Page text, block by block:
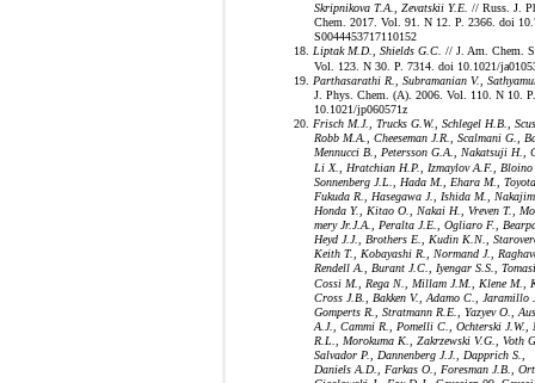
Skripnikova T.A., Zevatskii Y.E. // Russ. J.
Chem. 2017. Vol. 91. N 12. P. 2366. doi
S0044453717110152
18. Liptak M.D., Shields G.C. // J. Am. Chem.
Vol. 123. N 30. P. 7314. doi 10.1021/
19.
Parthasarathi R., Subramanian V.,
J. Phys. Chem. (A). 2006. Vol. 110. N 10.
10.1021/jp060571z
20.
Frisch M.J., Trucks G.W., Schlegel H.B.,
Robb M.A., Cheeseman J.R., Scalmani G.,
Mennucci B., Petersson G.A., Nakatsuji H.,
Li X., Hratchian H.P., Izmaylov A.F., Bloino
Sonnenberg J.L., Hada M., Ehara M.,
Fukuda R., Hasegawa J., Ishida M.,
Honda Y., Kitao O., Nakai H., Vreven T.,
mery Jr.J.A., Peralta J.E., Ogliaro F.,
Heyd J.J., Brothers E., Kudin K.N.,
Keith T., Kobayashi R., Normand J.,
Rendell A., Burant J.C., Iyengar S.S.,
Cossi M., Rega N., Millam J.M., Klene M.,
Cross J.B., Bakken V., Adamo C., Jaramillo
Gomperts R., Stratmann R.E., Yazyev O.,
A.J., Cammi R., Pomelli C., Ochterski J.W.,
R.L., Morokuma K., Zakrzewski V.G., Voth
Salvador P., Dannenberg J.J., Dapprich S.,
Daniels A.D., Farkas O., Foresman J.B.,